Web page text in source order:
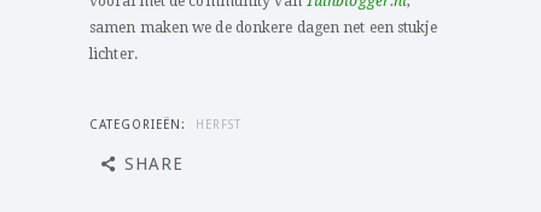
samen maken we de donkere dagen net een stukje
lichter.
CATEGORIEËN: HERFST
SHARE